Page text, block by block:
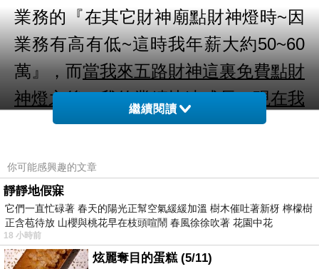
業務的『在其它財神廟點財神燈時~因
業務有高有低~這時我年薪大約50~60
萬』，而當我來五路財神這裏免費點財
神燈之後，我的業績快速成長，現在我
的年薪已有80~90多萬，現在我買了房
感謝五路財神，感謝您。
文章取自五路財神
https://money.t2t.com.tw/great5.asp
繼續閱讀
你可能感興趣的文章
靜靜地假寐
它們一直忙碌著 春天的陽光正幫空氣緩緩加溫 樹木催吐著新枒 檸檬樹
正含苞待放 山櫻與桃花早在枝頭喧鬧 春風徐徐吹著 花園中花
18 小時前
炫麗奪目的蛋糕 (5/11)